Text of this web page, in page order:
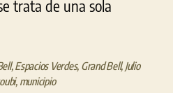
trata de una sola
,Espacios Verdes, Grand Bell,Julio
, municipio